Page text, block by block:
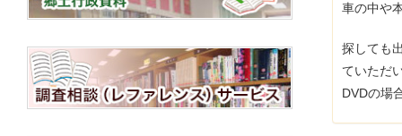
車の中や
探しても
ていただ
DVDの場